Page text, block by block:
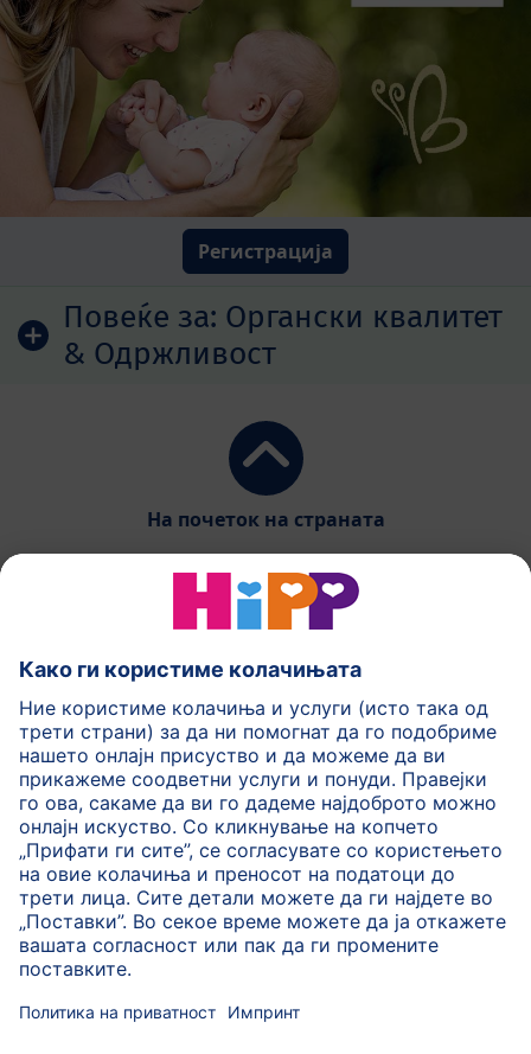
Регистрација
Повеќе за: Органски квалитет
& Одржливост
На почеток на страната
HiPP Млечни формули
HiPP Храна за бебиња
HiPP за деца
HiPP Нега за кожа
HiPP Бременост
Политика на приватност
Услови на користење
Импринт
Повеќе за HiPP Контакт